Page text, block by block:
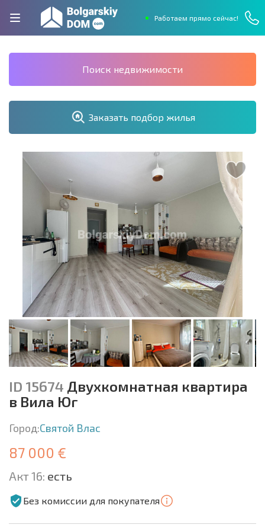
Работаем прямо сейчас!
Поиск недвижимости
Заказать подбор жилья
ID 15674 Двухкомнатная квартира
в Вила Юг
Город:Святой Влас
87 000 €
Акт 16: есть
Без комиссии для покупателя